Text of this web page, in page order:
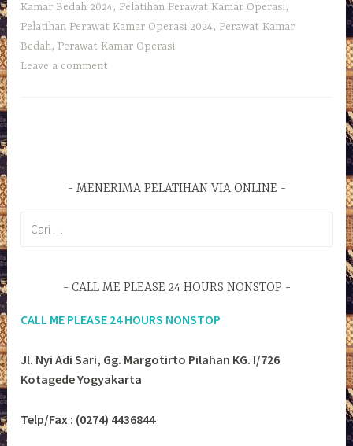
Kamar Bedah 2024, Pelatihan Perawat Kamar Operasi,
Pelatihan Perawat Kamar Operasi 2024, Perawat Kamar
Bedah, Perawat Kamar Operasi
Leave a comment
MENERIMA PELATIHAN VIA ONLINE
CALL ME PLEASE 24 HOURS NONSTOP
CALL ME PLEASE 24 HOURS NONSTOP
Jl. Nyi Adi Sari, Gg. Margotirto Pilahan KG. I/726
Kotagede Yogyakarta
Telp/Fax : (0274) 4436844